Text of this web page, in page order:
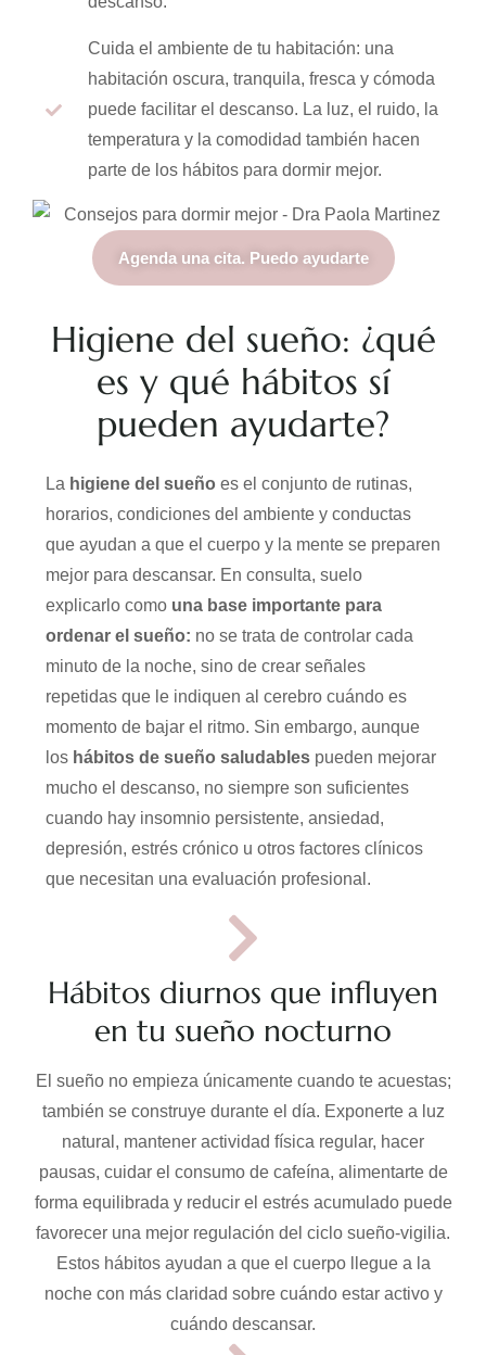
Cuida el ambiente de tu habitación: una
habitación oscura, tranquila, fresca y cómoda
puede facilitar el descanso. La luz, el ruido, la
temperatura y la comodidad también hacen
parte de los hábitos para dormir mejor.
Agenda una cita. Puedo ayudarte
Higiene del sueño: ¿qué
es y qué hábitos sí
pueden ayudarte?
La higiene del sueño es el conjunto de rutinas,
horarios, condiciones del ambiente y conductas
que ayudan a que el cuerpo y la mente se preparen
mejor para descansar. En consulta, suelo
explicarlo como una base importante para
ordenar el sueño: no se trata de controlar cada
minuto de la noche, sino de crear señales
repetidas que le indiquen al cerebro cuándo es
momento de bajar el ritmo. Sin embargo, aunque
los hábitos de sueño saludables pueden mejorar
mucho el descanso, no siempre son suficientes
cuando hay insomnio persistente, ansiedad,
depresión, estrés crónico u otros factores clínicos
que necesitan una evaluación profesional.
Hábitos diurnos que influyen
en tu sueño nocturno
El sueño no empieza únicamente cuando te acuestas;
también se construye durante el día. Exponerte a luz
natural, mantener actividad física regular, hacer
pausas, cuidar el consumo de cafeína, alimentarte de
forma equilibrada y reducir el estrés acumulado puede
favorecer una mejor regulación del ciclo sueño-vigilia.
Estos hábitos ayudan a que el cuerpo llegue a la
noche con más claridad sobre cuándo estar activo y
cuándo descansar.